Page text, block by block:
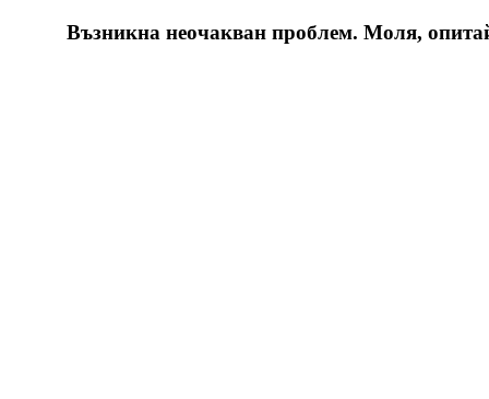
Възникна неочакван проблем. Моля,